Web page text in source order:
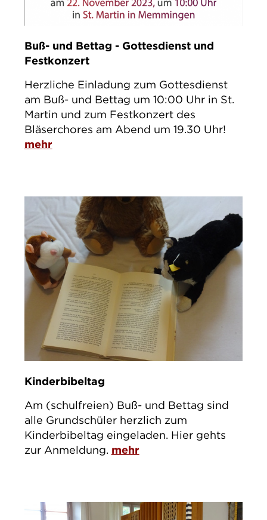
Buß- und Bettag - Gottesdienst und
Festkonzert
Herzliche Einladung zum Gottesdienst
am Buß- und Bettag um 10:00 Uhr in St.
Martin und zum Festkonzert des
Bläserchores am Abend um 19.30 Uhr!
mehr
Kinderbibeltag
Am (schulfreien) Buß- und Bettag sind
alle Grundschüler herzlich zum
Kinderbibeltag eingeladen. Hier gehts
zur Anmeldung. mehr